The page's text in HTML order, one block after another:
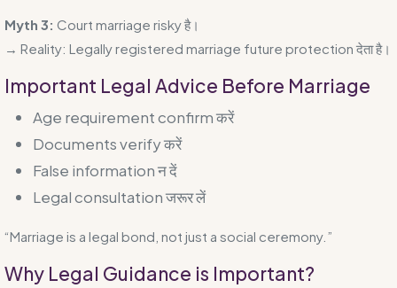
Myth 3: Court marriage risky है।
→ Reality: Legally registered marriage future protection देता है।
Important Legal Advice Before Marriage
Age requirement confirm करें
Documents verify करें
False information न दें
Legal consultation जरूर लें
“Marriage is a legal bond, not just a social ceremony.”
Why Legal Guidance is Important?